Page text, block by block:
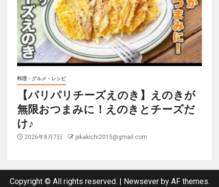
料理・グルメ・レシピ
【パリパリチーズえのき】えのきが
無限おつまみに！えのきとチーズだ
け♪
2026年8月7日 pikakichi2015@gmail.com
Copyright © All rights reserved. | Newseverby AF themes.